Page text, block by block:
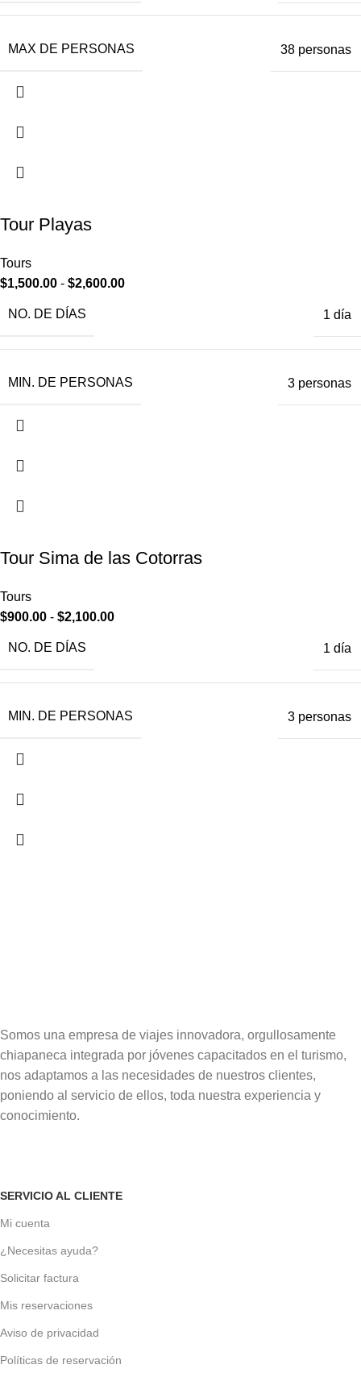
MAX DE PERSONAS 38 personas
Tour Playas
Tours
$1,500.00 - $2,600.00
NO. DE DÍAS 1 día
MIN. DE PERSONAS 3 personas
Tour Sima de las Cotorras
Tours
$900.00 - $2,100.00
NO. DE DÍAS 1 día
MIN. DE PERSONAS 3 personas
Somos una empresa de viajes innovadora, orgullosamente
chiapaneca integrada por jóvenes capacitados en el turismo,
nos adaptamos a las necesidades de nuestros clientes,
poniendo al servicio de ellos, toda nuestra experiencia y
conocimiento.
SERVICIO AL CLIENTE
Mi cuenta
¿Necesitas ayuda?
Solicitar factura
Mis reservaciones
Aviso de privacidad
Políticas de reservación